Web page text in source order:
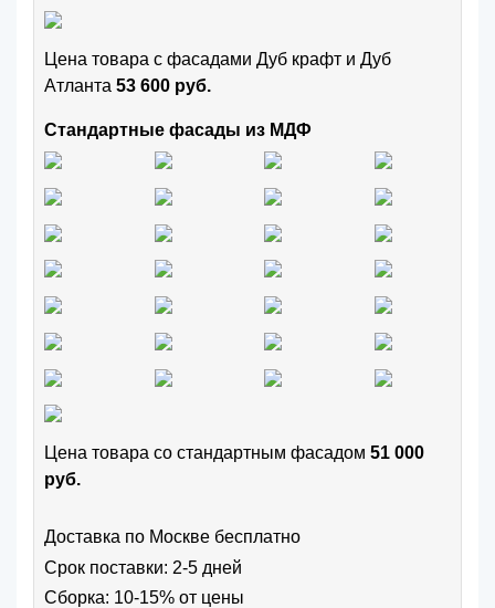
Цена товара с фасадами Дуб крафт и Дуб
Атланта 53 600 руб.
Стандартные фасады из МДФ
Цена товара cо стандартным фасадом 51 000
руб.
Доставка по Москве бесплатно
Срок поставки: 2-5 дней
Сборка: 10-15% от цены